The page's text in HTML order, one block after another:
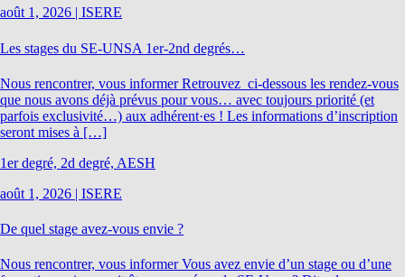
août 1, 2026 | ISERE
Les stages du SE-UNSA 1er-2nd degrés…
Nous rencontrer, vous informer Retrouvez ci-dessous les rendez-vous
que nous avons déjà prévus pour vous… avec toujours priorité (et
parfois exclusivité…) aux adhérent·es ! Les informations d’inscription
seront mises à […]
1er degré, 2d degré, AESH
août 1, 2026 | ISERE
De quel stage avez-vous envie ?
Nous rencontrer, vous informer Vous avez envie d’un stage ou d’une